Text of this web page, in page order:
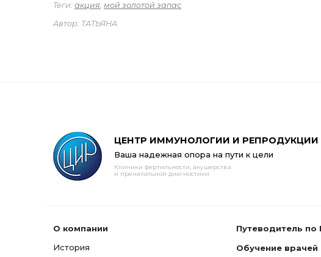
Теги: акция, мой золотой запас
Автор: ТАТЬЯНА
ЦЕНТР ИММУНОЛОГИИ И РЕПРОДУКЦИИ
Ваша надежная опора на пути к цели
Клиники фертильности, акушерства
и пренатальной диагностики
О компании
История
Путеводитель по
Обучение врачей